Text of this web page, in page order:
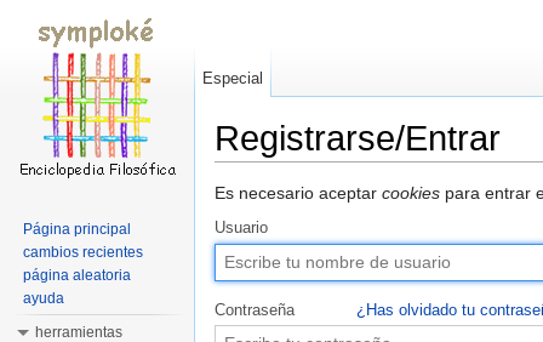
Registrarse/Entrar
Es necesario aceptar cookies para entrar
Usuario
Contraseña ¿Has olvidado tu
Especial
Página principal
cambios recientes
página aleatoria
ayuda
herramientas